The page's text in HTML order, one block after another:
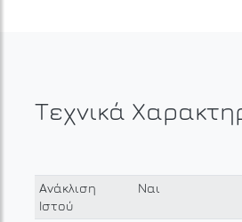
Τεχνικά
Ανάκλιση
Ιστού
Ναι